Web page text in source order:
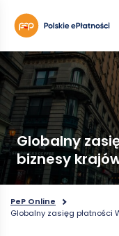
Globalny
biznesy
PeP Online
Globalny zasięg płatności